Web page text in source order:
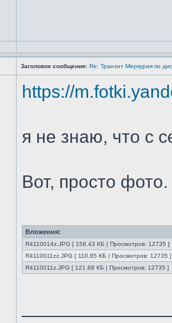
Заголовок сообщения: Re: Транзит Меркурия по
https://
я не знаю, что с
Вот, просто фото.
Вложения:
R4110014z.JPG [ 156.43 КБ | Просмотров: 12735 ]
R4110011zz.JPG [ 110.85 КБ | Просмотров: 12735 ]
R4110011z.JPG [ 121.68 КБ | Просмотров: 12735 ]